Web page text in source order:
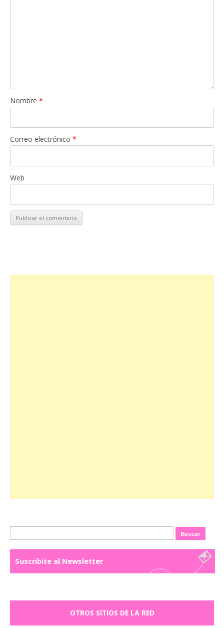
Nombre *
Correo electrónico *
Web
Suscribite al Newsletter
OTROS SITIOS DE LA RED